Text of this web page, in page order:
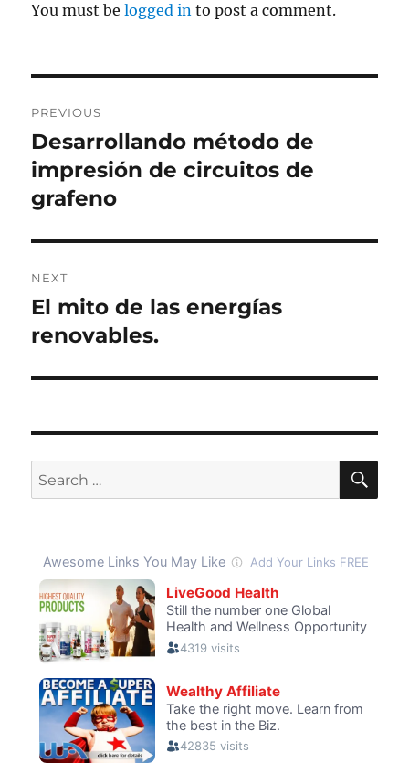
You must belogged in to post a comment.
navigation
PREVIOUS
Previous
post:
Desarrollando método de
impresión de circuitos de
grafeno
NEXT
Next
post:
El mito de las energías
renovables.
Search
for: